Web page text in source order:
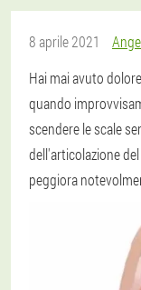
8 aprile 2021
Hai mai avuto
quando
scendere le scale
dell'articolazione
peggiora